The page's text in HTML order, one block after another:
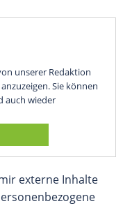
unserer Redaktion
Sie können
auch wieder
externe Inhalte